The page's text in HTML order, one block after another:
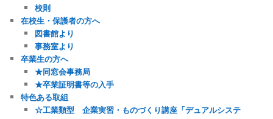
校則
在校生・保護者の方へ
図書館より
事務室より
卒業生の方へ
★同窓会事務局
★卒業証明書等の入手
特色ある取組
☆工業類型 企業実習・ものづくり講座「デュアルシステ